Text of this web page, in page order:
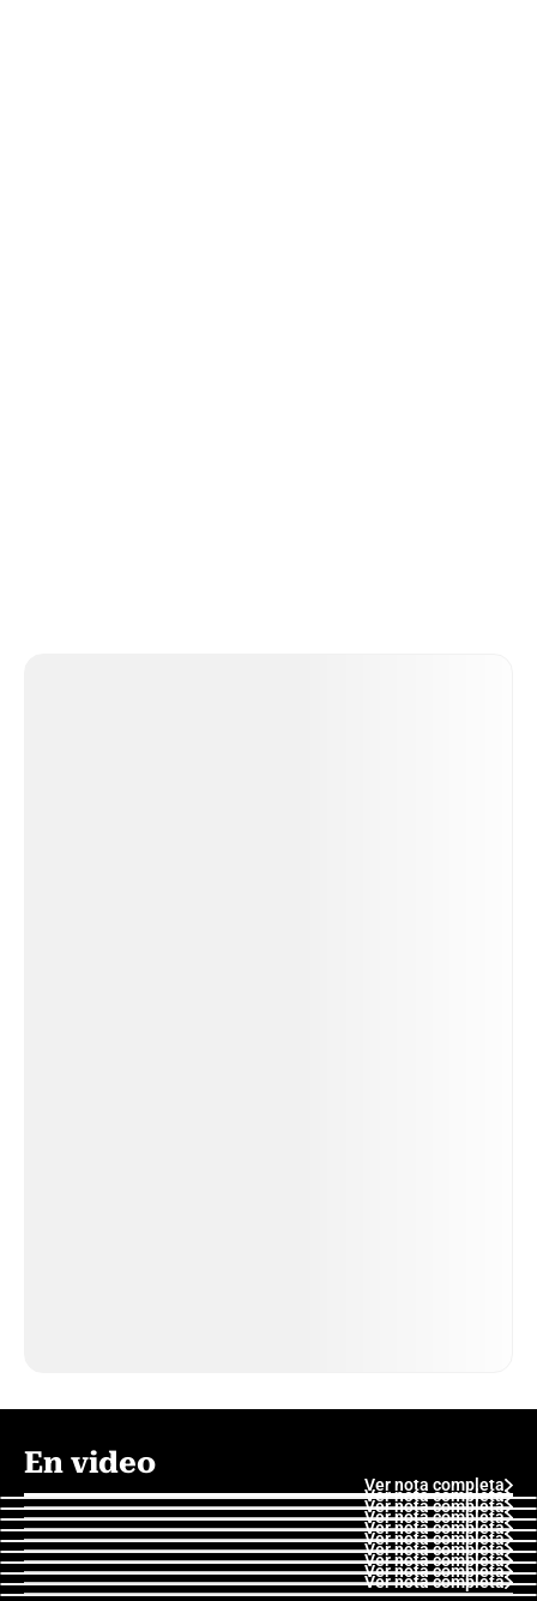
En video
Ver nota completa
Ver nota completa
Ver nota completa
Ver nota completa
Ver nota completa
Ver nota completa
Ver nota completa
Ver nota completa
Ver nota completa
Ver nota completa